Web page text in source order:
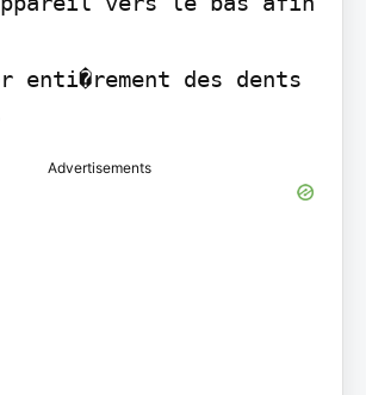
enti�rement des dents
Advertisements